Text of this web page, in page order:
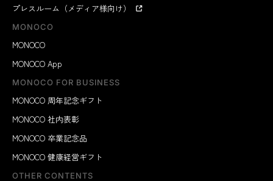
プレスルーム（メディア様向け）
MONOCO
MONOCO
MONOCO App
MONOCO FOR BUSINESS
MONOCO 周年記念ギフト
MONOCO 社内表彰
MONOCO 卒業記念品
MONOCO 健康経営ギフト
OTHER CONTENTS